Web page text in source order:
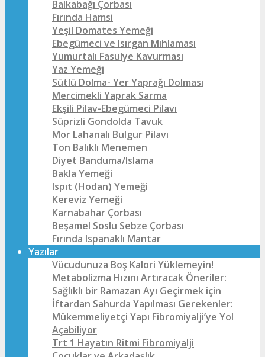
Balkabağı Çorbası
Fırında Hamsi
Yeşil Domates Yemeği
Ebegümeci ve Isırgan Mıhlaması
Yumurtalı Fasulye Kavurması
Yaz Yemeği
Sütlü Dolma- Yer Yaprağı Dolması
Mercimekli Yaprak Sarma
Ekşili Pilav-Ebegümeci Pilavı
Süprizli Gondolda Tavuk
Mor Lahanalı Bulgur Pilavı
Ton Balıklı Menemen
Diyet Banduma/Islama
Bakla Yemeği
Ispıt (Hodan) Yemeği
Kereviz Yemeği
Karnabahar Çorbası
Beşamel Soslu Sebze Çorbası
Fırında Ispanaklı Mantar
Yazılar
Vücudunuza Boş Kalori Yüklemeyin!
Metabolizma Hızını Artıracak Öneriler:
Sağlıklı bir Ramazan Ayı Geçirmek için
İftardan Sahurda Yapılması Gerekenler:
Mükemmeliyetçi Yapı Fibromiyalji’ye Yol
Açabiliyor
Trt 1 Hayatın Ritmi Fibromiyalji